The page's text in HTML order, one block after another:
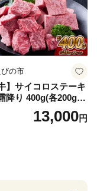
の市
】サイコロステーキ
降り 400g(各200g×
真空パック 冷凍
13,000円